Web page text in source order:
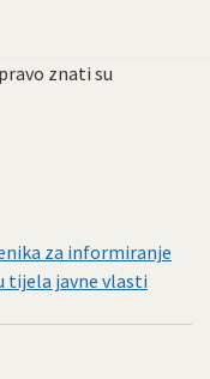
znati su
za informiranje
tijela javne vlasti